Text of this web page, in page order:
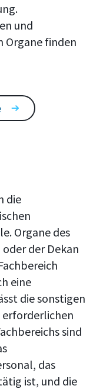
und
Organe finden
die
Organe des
oder der Dekan
eine
die sonstigen
erforderlichen
sind
das
ist, und die